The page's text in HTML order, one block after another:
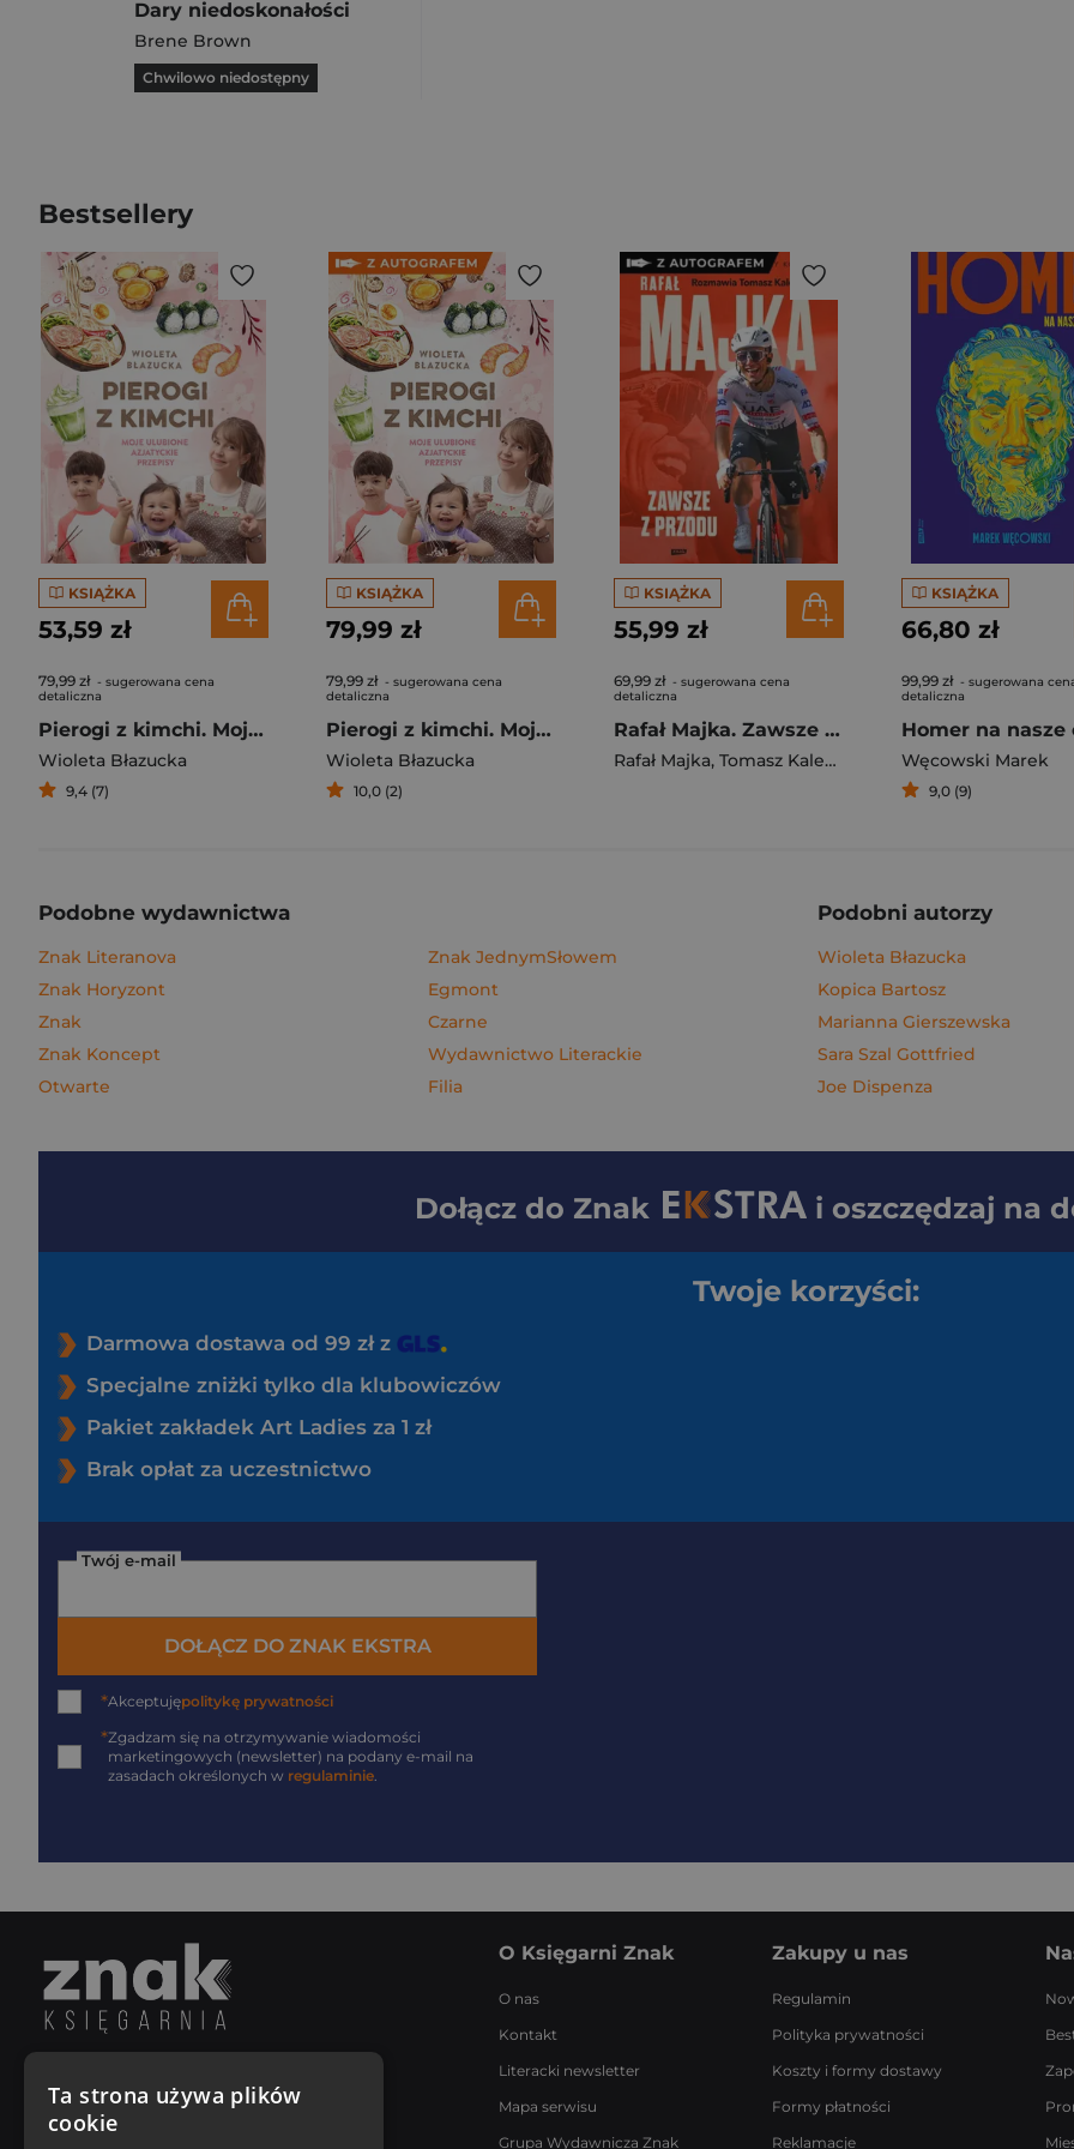
Dary niedoskonałości
Brene Brown
Chwilowo niedostępny
Bestsellery
KSIĄŻKA
53,59 zł
79,99 zł - sugerowana cena
detaliczna
Pierogi z kimchi. Moje ulubione azjatyckie przepisy
Wioleta Błazucka
9,4 (7)
KSIĄŻKA
79,99 zł
79,99 zł - sugerowana cena
detaliczna
Pierogi z kimchi. Moje ulubione azjatyckie przepisy - książka z autografem
Wioleta Błazucka
10,0 (2)
KSIĄŻKA
55,99 zł
69,99 zł - sugerowana cena
detaliczna
Rafał Majka. Zawsze z przodu. Rozmawia Tomasz Kalemba - książka z autografem
Rafał Majka, Tomasz Kalemba
KSIĄŻKA
66,80 zł
99,99 zł - sugerowana
detaliczna
Homer na nasze
Węcowski Marek
9,0 (9)
Podobne wydawnictwa
Znak Literanova
Znak Horyzont
Znak
Znak Koncept
Otwarte
Znak JednymSłowem
Egmont
Czarne
Wydawnictwo Literackie
Filia
Podobni autorzy
Wioleta Błazucka
Kopica Bartosz
Marianna Gierszewska
Sara Szal Gottfried
Joe Dispenza
Dołącz do Znak i oszczędzaj na
Twoje korzyści:
Darmowa dostawa od 99 zł z
Specjalne zniżki tylko dla klubowiczów
Pakiet zakładek Art Ladies za 1 zł
Brak opłat za uczestnictwo
Twój e-mail
DOŁĄCZ DO ZNAK EKSTRA
*Akceptujępolitykę prywatności
*Zgadzam się na otrzymywanie wiadomości
marketingowych (newsletter) na podany e-mail na
zasadach określonych w regulaminie.
Poniedziałek - Piątek
8:00 - 18:00
O Księgarni Znak
O nas
Kontakt
Literacki newsletter
Mapa serwisu
Grupa Wydawnicza Znak
Zakupy u nas
Regulamin
Polityka prywatności
Koszty i formy dostawy
Formy płatności
Reklamacje
Ta strona używa plików
cookie